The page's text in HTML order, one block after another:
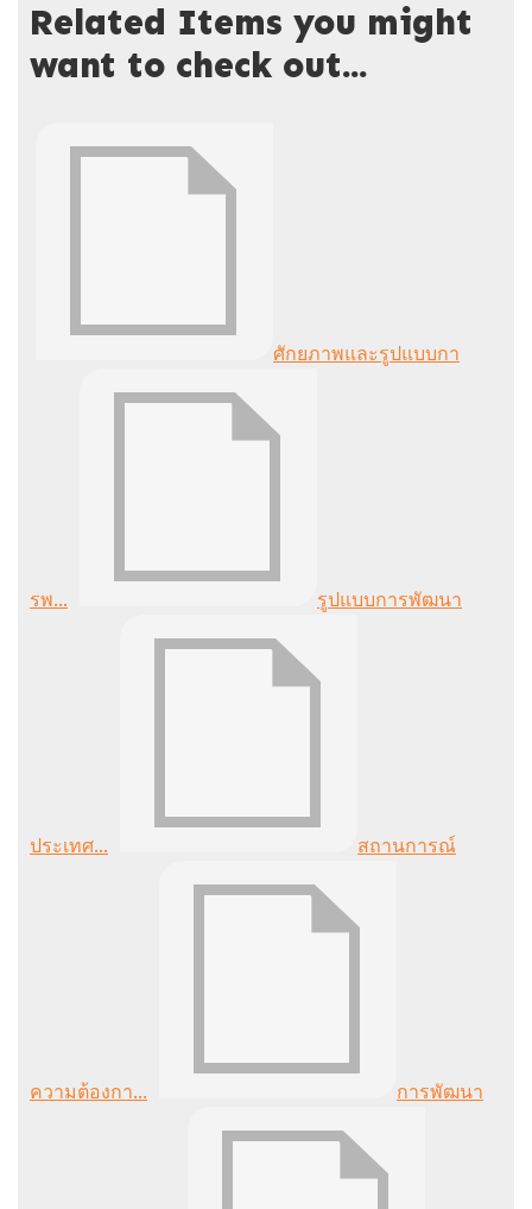
Related Items you might
want to check out...
ศักยภาพและรูปแบบกา
รพ... รูปแบบการพัฒนา
ประเทศ... สถานการณ์
ความต้องกา... การพัฒนา